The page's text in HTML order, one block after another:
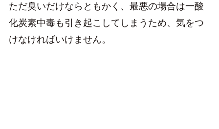
ただ臭いだけならともかく、最悪の場合は一酸
化炭素中毒も引き起こしてしまうため、気をつ
けなければいけません。